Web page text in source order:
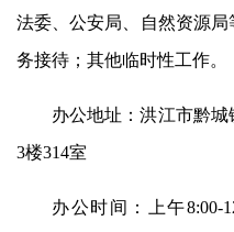
法委、公安局、自然资源
务接待；其他临时性工作。
办公地址：洪江市黔
3楼314室
办公时间：上午8:00-